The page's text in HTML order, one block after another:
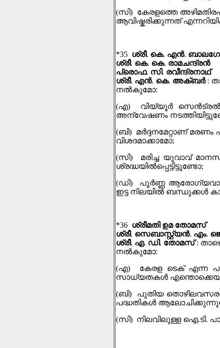
(സി) കേരളത്തെ
ആവിഷ്കരിക്കുന്നത്
*35 ശ്രീ. കെ. എന്‍.
ശ്രീ. കെ. കെ. രാമചന്ദ്രന്‍
പ്രൊഫ. സി. രവീന്ദ്രനാഥ്
ശ്രീ. എന്‍. കെ. അക്ബര്‍ :
നല്‍കുമോ:
(എ) വിയ്യൂര്‍ സെന്‍ട്രല്‍
അന്വേഷണം
(ബി) മര്‍ദ്ദനമേറ്റാണ്
വിശദമാക്കാമോ;
(സി) മരിച്ച യുവാവ്
ശ്രദ്ധയില്‍പ്പെട്ടിട്ടുണ്ടോ;
(ഡി) പൂര്‍ണ്ണ
ഇട്ട നിലയിൽ ബന്ധുക്കള്‍
*36 ശ്രീമതി ഉമ തോമസ്
ശ്രീ. സെബാസ്റ്റ്യൻ. എം.
ശ്രീ. എ. ഡി. തോമസ് :
നല്‍കുമോ:
(എ) കേരള ടെക് എന്ന
സാധ്യതകള്‍
(ബി) പുതിയ
പദ്ധതികള്‍
(സി) നിലവിലുള്ള ഐ.ടി.